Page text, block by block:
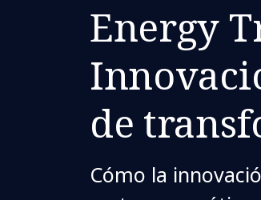
Energy
de
Cómo la